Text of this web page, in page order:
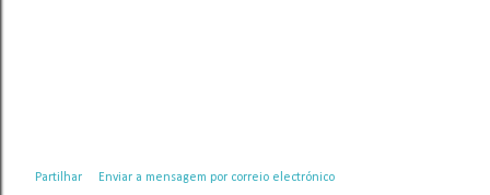
Partilhar Enviar a mensagem por correio electrónico